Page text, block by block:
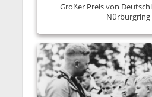
Großer Preis von
Nürburgring